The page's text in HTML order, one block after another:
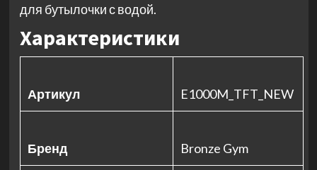
для бутылочки с водой.
Характеристики
Артикул E1000M_TFT_NEW
Бренд Bronze Gym